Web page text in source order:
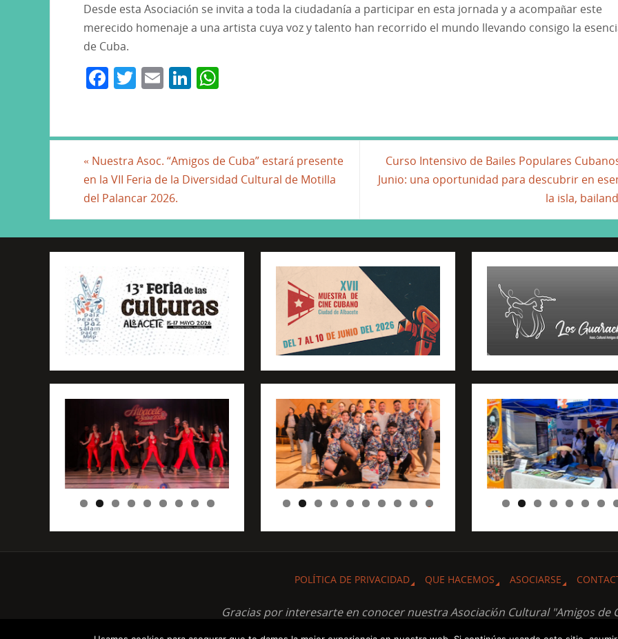
Desde esta Asociación se invita a toda la ciudadanía a participar en esta jornada y a acompañar este
merecido homenaje a una artista cuya voz y talento han recorrido el mundo llevando consigo la
de Cuba.
F
e
b
o
o
k
T
er
E
l
Li
e
dI
n
s
A
p
« Nuestra Asoc. “Amigos de Cuba” estará presente
en la VII Feria de la Diversidad Cultural de Motilla
del Palancar 2026.
Curso Intensivo de Bailes Populares
Junio: una oportunidad para descubrir en
la isla,
0
POLÍTICA DE PRIVACIDAD QUE HACEMOS ASOCIARSE
Gracias por interesarte en conocer nuestra Asociación Cultural "Amigos de